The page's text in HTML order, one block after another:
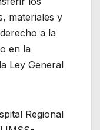
materiales y
a la
en la
Ley General
Regional